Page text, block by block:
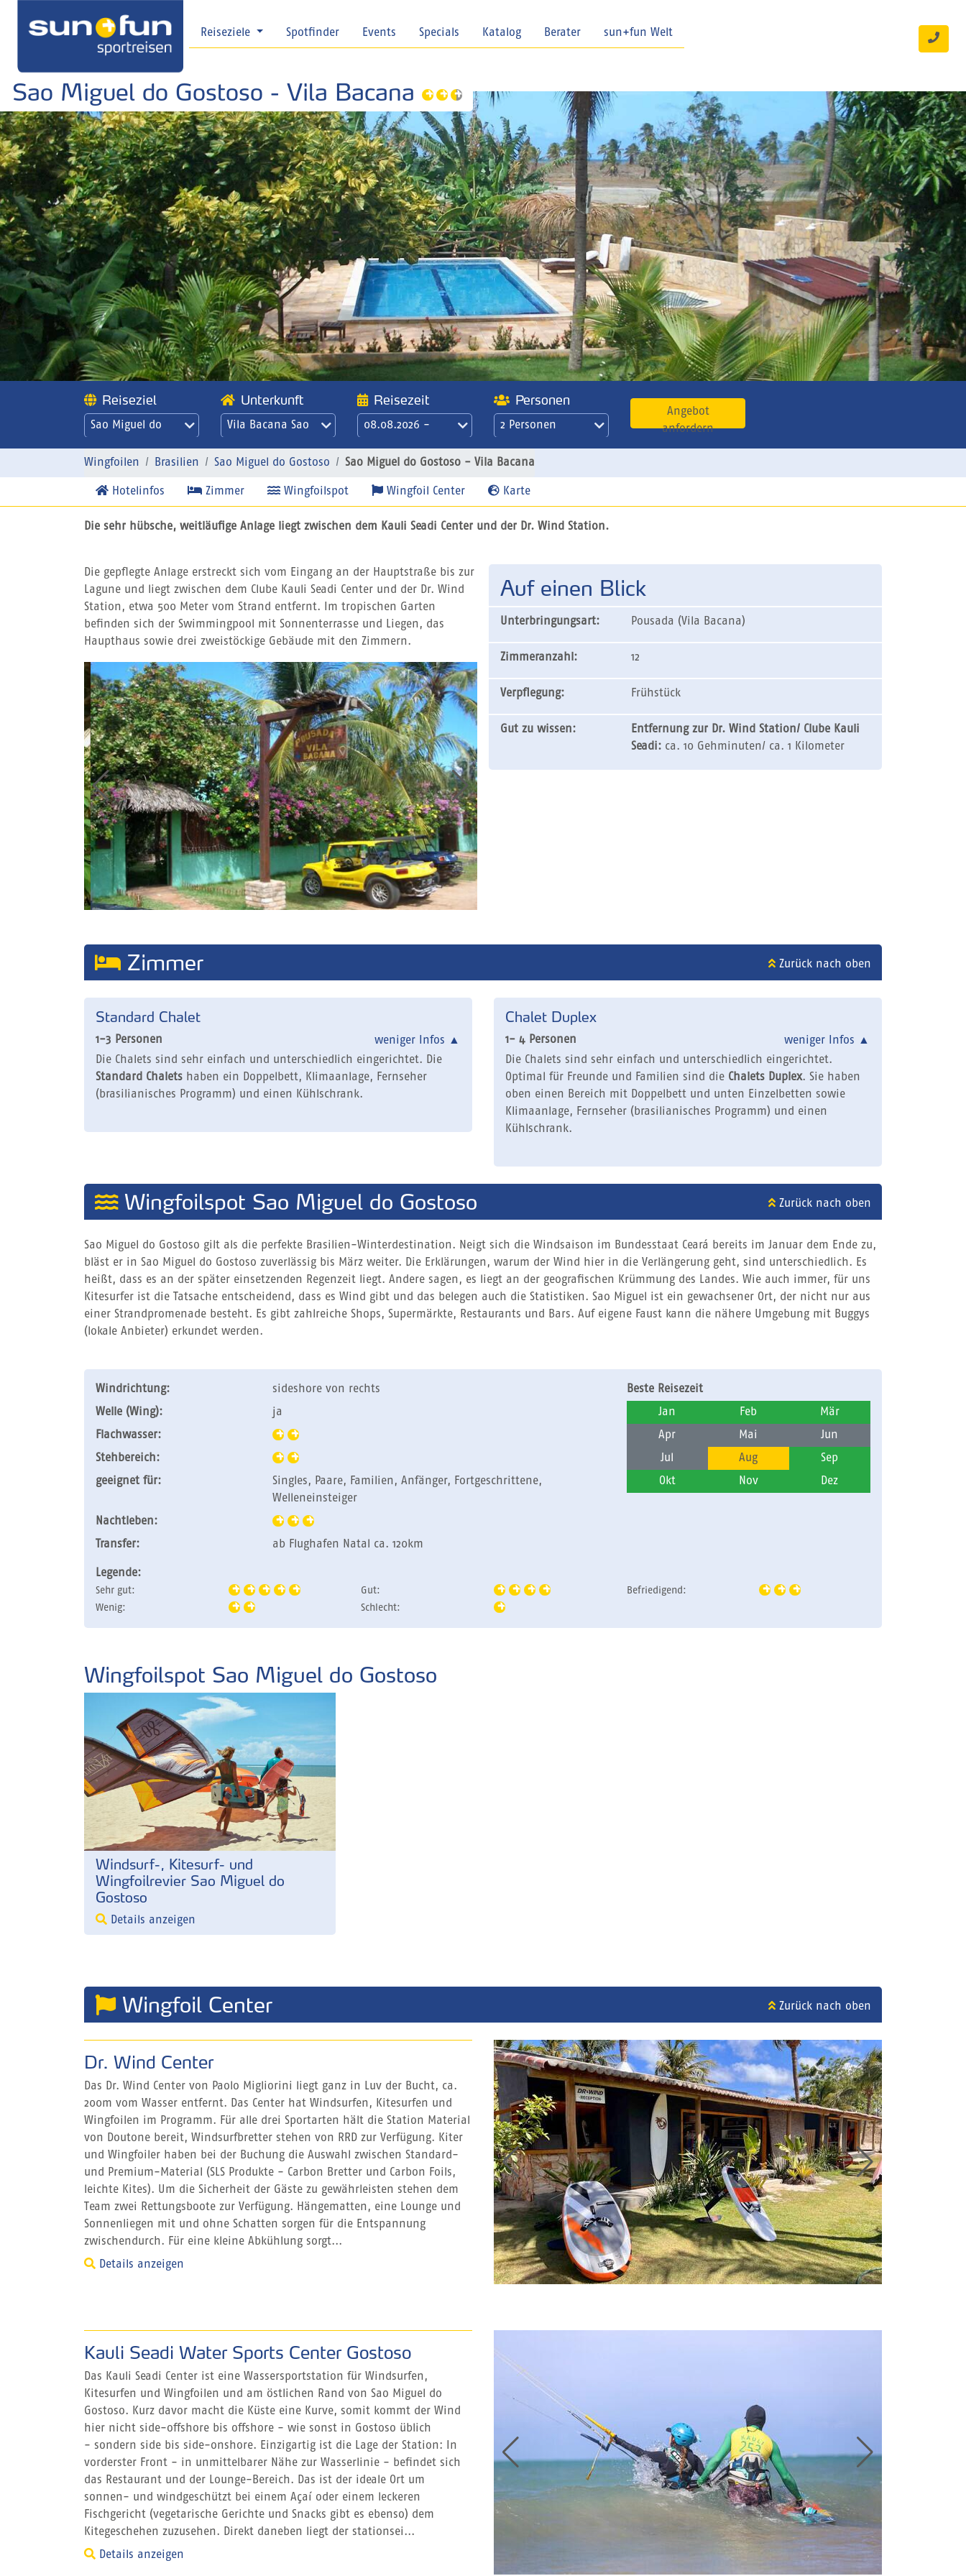
Reiseziele Spotfinder Events Specials Katalog Berater sun+fun Welt
Sao Miguel do Gostoso - Vila Bacana
Reiseziel
Sao Miguel do
Unterkunft
Vila Bacana Sao
- Vila Bacana
Reisezeit
08.08.2026 -
21 Übernachtungen
Personen
2 Personen
Angebot
anfordern
Wingfoilen Brasilien Sao Miguel do Gostoso Sao Miguel do Gostoso - Vila Bacana
Hotelinfos Zimmer Wingfoilspot Wingfoil Center Karte
Die sehr hübsche, weitläufige Anlage liegt zwischen dem Kauli Seadi Center und der Dr. Wind Station.
Die gepflegte Anlage erstreckt sich vom Eingang an der Hauptstraße bis zur
Lagune und liegt zwischen dem Clube Kauli Seadi Center und der Dr. Wind
Station, etwa 500 Meter vom Strand entfernt. Im tropischen Garten
befinden sich der Swimmingpool mit Sonnenterrasse und Liegen, das
Haupthaus sowie drei zweistöckige Gebäude mit den Zimmern.
Auf einen Blick
Unterbringungsart: Pousada (Vila Bacana)
Zimmeranzahl: 12
Verpflegung: Frühstück
Gut zu wissen: Entfernung zur Dr. Wind Station/ Clube Kauli
Seadi:ca. 10 Gehminuten/ ca. 1 Kilometer
Zimmer Zurück nach oben
Standard Chalet
1-3 Personen weniger Infos ▲
Die Chalets sind sehr einfach und unterschiedlich eingerichtet. Die
Standard Chalets haben ein Doppelbett, Klimaanlage, Fernseher
(brasilianisches Programm) und einen Kühlschrank.
Chalet Duplex
1- 4 Personen weniger Infos ▲
Die Chalets sind sehr einfach und unterschiedlich eingerichtet.
Optimal für Freunde und Familien sind die Chalets Duplex. Sie haben
oben einen Bereich mit Doppelbett und unten Einzelbetten sowie
Klimaanlage, Fernseher (brasilianisches Programm) und einen
Kühlschrank.
Wingfoilspot Sao Miguel do Gostoso Zurück nach oben
Sao Miguel do Gostoso gilt als die perfekte Brasilien-Winterdestination. Neigt sich die Windsaison im Bundesstaat Ceará bereits im Januar dem Ende zu,
bläst er in Sao Miguel do Gostoso zuverlässig bis März weiter. Die Erklärungen, warum der Wind hier in die Verlängerung geht, sind unterschiedlich. Es
heißt, dass es an der später einsetzenden Regenzeit liegt. Andere sagen, es liegt an der geografischen Krümmung des Landes. Wie auch immer, für uns
Kitesurfer ist die Tatsache entscheidend, dass es Wind gibt und das belegen auch die Statistiken. Sao Miguel ist ein gewachsener Ort, der nicht nur aus
einer Strandpromenade besteht. Es gibt zahlreiche Shops, Supermärkte, Restaurants und Bars. Auf eigene Faust kann die nähere Umgebung mit Buggys
(lokale Anbieter) erkundet werden.
Windrichtung:
sideshore von rechts
Welle (Wing):
ja
Flachwasser:
Stehbereich:
geeignet für:
Singles, Paare, Familien, Anfänger, Fortgeschrittene,
Welleneinsteiger
Nachtleben:
Transfer:
ab Flughafen Natal ca. 120km
Beste Reisezeit
Jan
Feb
Mär
Apr
Mai
Jun
Jul
Aug
Sep
Okt
Nov Dez
Legende:
Sehr gut: Gut:
Befriedigend:
Wenig:
Schlecht:
Wingfoilspot Sao Miguel do Gostoso
Windsurf-, Kitesurf- und
Wingfoilrevier Sao Miguel do
Gostoso
Details anzeigen
Wingfoil Center Zurück nach oben
Dr. Wind Center
Das Dr. Wind Center von Paolo Migliorini liegt ganz in Luv der Bucht, ca.
200m vom Wasser entfernt. Das Center hat Windsurfen, Kitesurfen und
Wingfoilen im Programm. Für alle drei Sportarten hält die Station Material
von Doutone bereit, Windsurfbretter stehen von RRD zur Verfügung. Kiter
und Wingfoiler haben bei der Buchung die Auswahl zwischen Standard-
und Premium-Material (SLS Produkte - Carbon Bretter und Carbon Foils,
leichte Kites). Um die Sicherheit der Gäste zu gewährleisten stehen dem
Team zwei Rettungsboote zur Verfügung. Hängematten, eine Lounge und
Sonnenliegen mit und ohne Schatten sorgen für die Entspannung
zwischendurch. Für eine kleine Abkühlung sorgt...
Details anzeigen
Kauli Seadi Water Sports Center Gostoso
Das Kauli Seadi Center ist eine Wassersportstation für Windsurfen,
Kitesurfen und Wingfoilen und am östlichen Rand von Sao Miguel do
Gostoso. Kurz davor macht die Küste eine Kurve, somit kommt der Wind
hier nicht side-offshore bis offshore - wie sonst in Gostoso üblich
- sondern side bis side-onshore. Einzigartig ist die Lage der Station: In
vorderster Front - in unmittelbarer Nähe zur Wasserlinie - befindet sich
das Restaurant und der Lounge-Bereich. Das ist der ideale Ort um
sonnen- und windgeschützt bei einem Açaí oder einem leckeren
Fischgericht (vegetarische Gerichte und Snacks gibt es ebenso) dem
Kitegeschehen zuzusehen. Direkt daneben liegt der stationsei...
Details anzeigen